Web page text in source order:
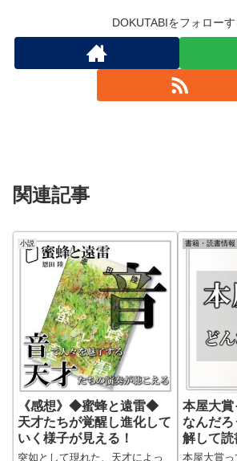
DOKUTABIをフォローす
関連記事
小説
《感想》◆蜜蜂と遠雷◆
天才たちが覚醒し進化して
いく様子が見える！
突如として現れた、天才によっ
書籍・読書情報
本屋大賞
なんだろ
解して読
本屋大賞っ